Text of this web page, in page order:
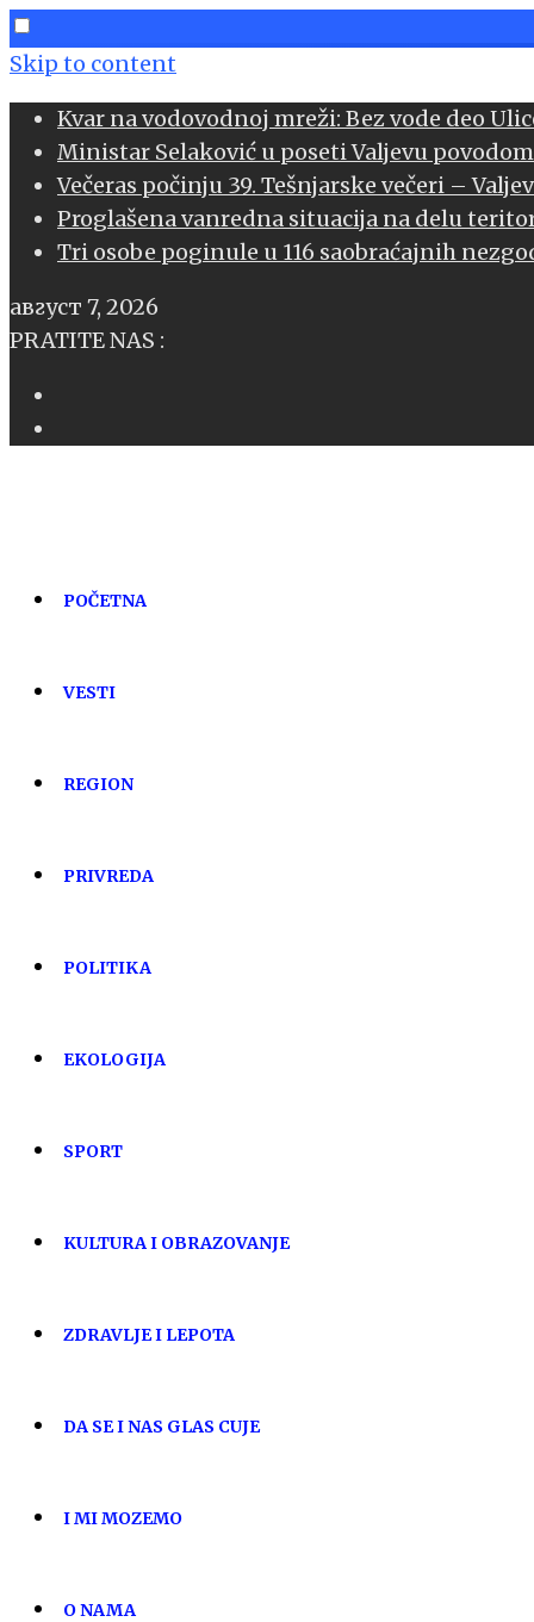
Skip to content
Kvar na vodovodnoj mreži: Bez vode deo
Ministar Selaković u poseti Valjevu
Večeras počinju 39. Tešnjarske večeri –
Proglašena vanredna situacija na delu
Tri osobe poginule u 116 saobraćajnih
август 7, 2026
PRATITE NAS :
POČETNA
VESTI
REGION
PRIVREDA
POLITIKA
EKOLOGIJA
SPORT
KULTURA I OBRAZOVANJE
ZDRAVLJE I LEPOTA
DA SE I NAS GLAS CUJE
I MI MOZEMO
O NAMA